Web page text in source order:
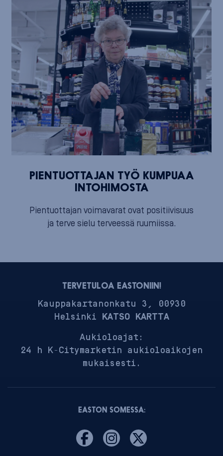
PIENTUOTTAJAN TYÖ KUMPUAA
INTOHIMOSTA
Pientuottajan voimavarat ovat positiivisuus
ja terve sielu terveessä ruumiissa.
TERVETULOA EASTONIIN!
Kauppakartanonkatu 3, 00930
Helsinki KATSO KARTTA
Aukioloajat:
24 h K-Citymarketin aukioloaikojen
mukaisesti.
EASTON SOMESSA: